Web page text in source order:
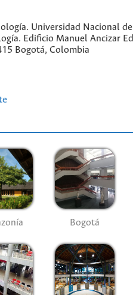
Universidad Nacional
Edificio Manuel Ancizar
Bogotá, Colombia
Bogotá